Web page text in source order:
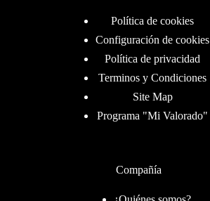
Política de cookies
Configuración de cookies
Política de privacidad
Terminos y Condiciones
Site Map
Programa "Mi Valorado"
Compañía